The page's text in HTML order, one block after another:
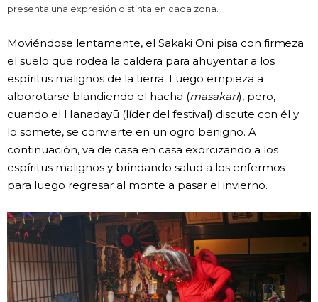
presenta una expresión distinta en cada zona.
Moviéndose lentamente, el Sakaki Oni pisa con firmeza
el suelo que rodea la caldera para ahuyentar a los
espíritus malignos de la tierra. Luego empieza a
alborotarse blandiendo el hacha (masakari), pero,
cuando el Hanadayū (líder del festival) discute con él y
lo somete, se convierte en un ogro benigno. A
continuación, va de casa en casa exorcizando a los
espíritus malignos y brindando salud a los enfermos
para luego regresar al monte a pasar el invierno.